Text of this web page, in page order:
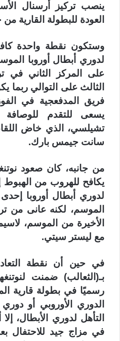
ينصب تركيز أرسنال
العودة للبطولة القارية
وستكون نقطة واحدة
لدوري أبطال أوروبا
على المركز الثاني في
الثالث على التوالي
فريق المدفعجية في
يسعى للتقدم
تشيلسي، الذي خاض
سانت جيمس بارك.
من جانبه، كان صعود
يكافح للهروب من
لدوري أبطال أوروبا
الموسم، لكنه عانى من
الأخيرة من الموسم،
مع ليستر سيتي.
في حين أن نقطة
بـ(الثعالب) ضمنت
رسميًا في بطولة قارية
الدوري الأوروبي أو
التأهل لدوري الأبطال،
في مزاج جيد للاحتفال